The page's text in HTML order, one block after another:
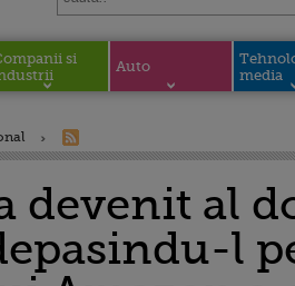
si
Auto
media
devenit al
l